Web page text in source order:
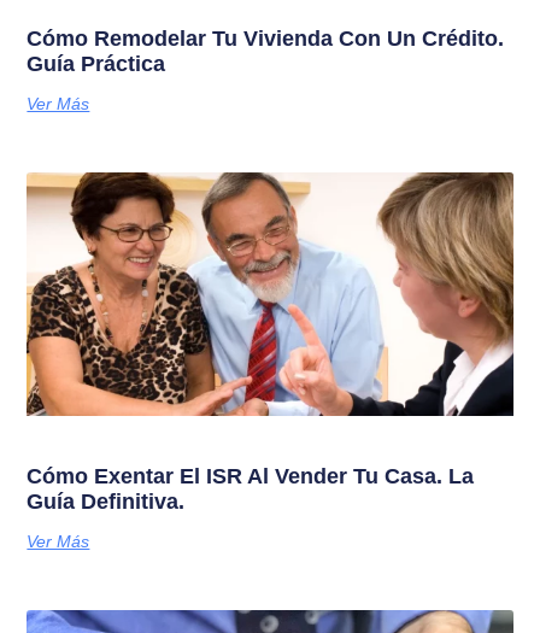
Cómo Remodelar Tu Vivienda Con Un Crédito.
Guía Práctica
Ver Más
Cómo Exentar El ISR Al Vender Tu Casa. La
Guía Definitiva.
Ver Más